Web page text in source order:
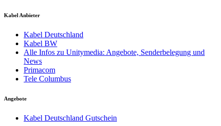
Kabel Anbieter
Kabel Deutschland
Kabel BW
Alle Infos zu Unitymedia: Angebote, Senderbelegung und
News
Primacom
Tele Columbus
Angebote
Kabel Deutschland Gutschein